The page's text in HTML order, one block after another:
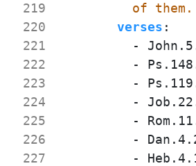
219
220
221
222
223
224
225
226
227
          of them.
verses :
-
-
-
-
-
-
-